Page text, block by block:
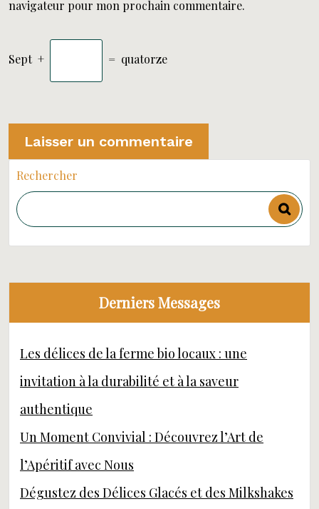
navigateur pour mon prochain commentaire.
Sept + = quatorze
Rechercher
Derniers Messages
Les délices de la ferme bio locaux : une
invitation à la durabilité et à la saveur
authentique
Un Moment Convivial : Découvrez l’Art de
l’Apéritif avec Nous
Dégustez des Délices Glacés et des Milkshakes